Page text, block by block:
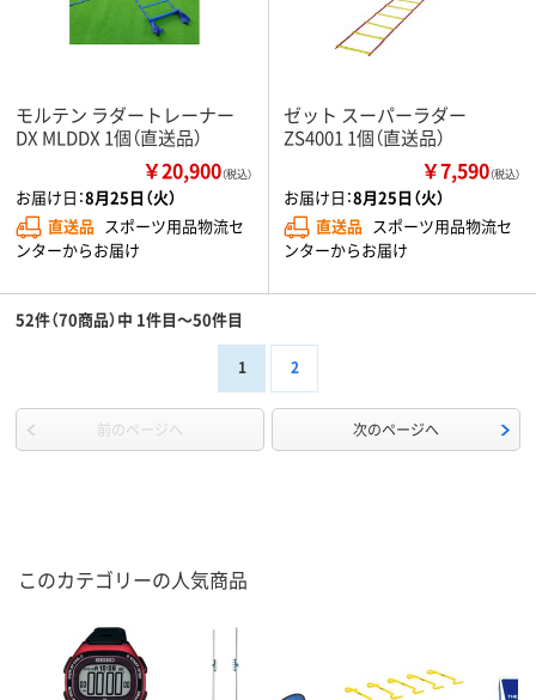
モルテン ラダートレーナー
DX MLDDX 1個（直送品）
￥20,900（税込）
お届け日：8月25日（火）
直送品 スポーツ用品物流セ
ンターからお届け
ゼット スーパーラダー
ZS4001 1個（直送品）
￥7,590（税込）
お届け日：8月25日（火）
直送品 スポーツ用品物流セ
ンターからお届け
52件（70商品）中 1件目～50件目
1 2
前のページへ 次のページへ
このカテゴリーの人気商品